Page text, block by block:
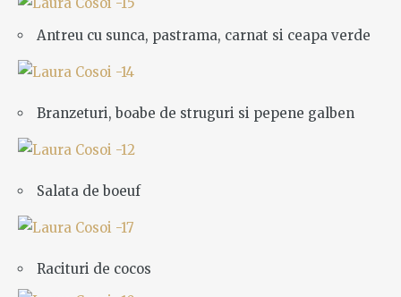
Antreu cu sunca, pastrama, carnat si ceapa verde
Branzeturi, boabe de struguri si pepene galben
Salata de boeuf
Racituri de cocos